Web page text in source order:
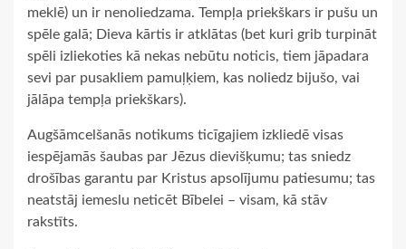
meklē) un ir nenoliedzama. Tempļa priekškars ir pušu un
spēle galā; Dieva kārtis ir atklātas (bet kuri grib turpināt
spēli izliekoties kā nekas nebūtu noticis, tiem jāpadara
sevi par pusakliem pamuļķiem, kas noliedz bijušo, vai
jālāpa tempļa priekškars).
Augšāmcelšanās notikums ticīgajiem izkliedē visas
iespējamās šaubas par Jēzus dievišķumu; tas sniedz
drošības garantu par Kristus apsolījumu patiesumu; tas
neatstāj iemeslu neticēt Bībelei – visam, kā stāv
rakstīts.